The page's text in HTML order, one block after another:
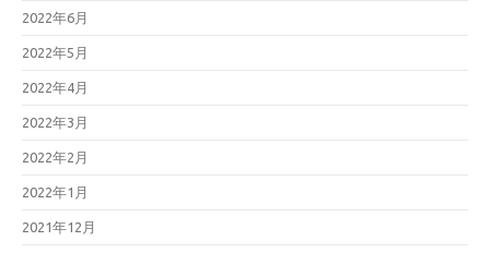
2022年6月
2022年5月
2022年4月
2022年3月
2022年2月
2022年1月
2021年12月